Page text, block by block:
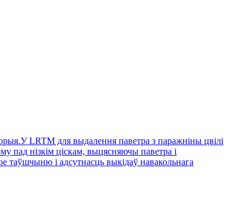
LRTM для выдалення паветра з паражніны цвілі
пад нізкім ціскам, выцясняючы паветра і
таўшчыню і адсутнасць выкідаў навакольнага